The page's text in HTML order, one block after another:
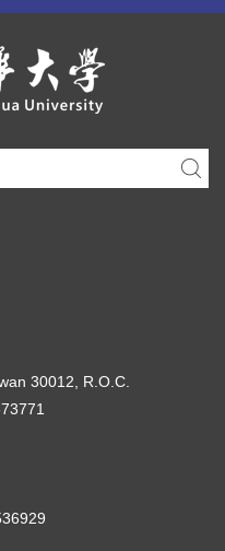
30012, R.O.C.